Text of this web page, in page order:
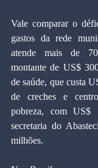
Vale comparar o
gastos da rede
atende mais de
montante de US$
de saúde, que custa
de creches e
pobreza, com US$
secretaria do
milhões.